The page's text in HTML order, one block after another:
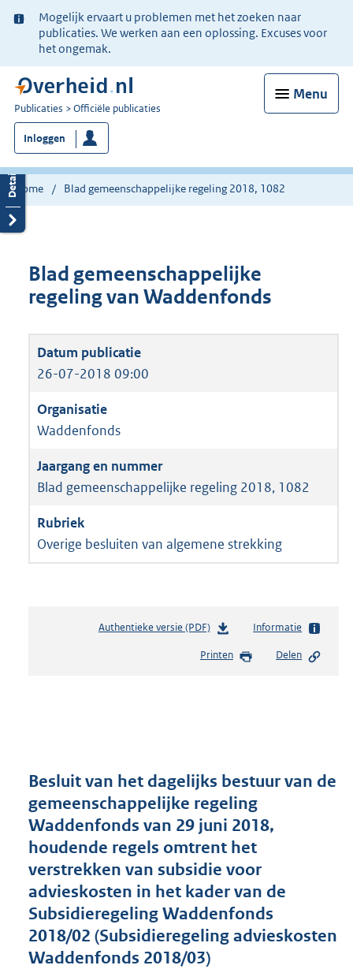
Ter
informatie:
Mogelijk ervaart u problemen met het zoeken naar
publicaties. We werken aan een oplossing. Excuses voor
het ongemak.
Menu
U
bent
nu
hier:
Publicaties Officiële publicaties
Inloggen
Home Blad gemeenschappelijke regeling 2018, 1082
Blad gemeenschappelijke
regeling van Waddenfonds
26-07-2018 09:00
Waddenfonds
Blad gemeenschappelijke regeling 2018, 1082
Overige besluiten van algemene strekking
Authentieke versie (PDF)b
s
r
o
t
t
:
2
6
K
b
Informatie
Printen Delen
Besluit van het dagelijks bestuur van de
gemeenschappelijke regeling
Waddenfonds van 29 juni 2018,
houdende regels omtrent het
verstrekken van subsidie voor
advieskosten in het kader van de
Subsidieregeling Waddenfonds
2018/02 (Subsidieregeling advieskosten
Waddenfonds 2018/03)